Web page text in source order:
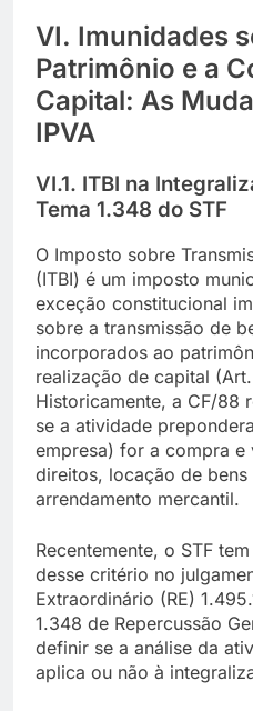
VI. Imunidades
Patrimônio e a
Capital: As
IPVA
VI.1. ITBI na
Tema 1.348 do STF
O Imposto sobre
(ITBI) é um imposto
exceção constitucional
sobre a transmissão de
incorporados ao
realização de capital
Historicamente, a CF/88
se a atividade
empresa) for a compra e
direitos, locação de bens
arrendamento mercantil.
Recentemente, o STF
desse critério no
Extraordinário (RE)
1.348 de Repercussão
definir se a análise da
aplica ou não à